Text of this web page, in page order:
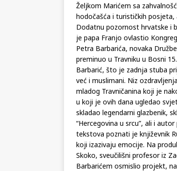
Željkom Marićem sa
hodočašća i turističkih posjeta,
Dodatnu pozornost hrvatske i
je papa Franjo ovlastio
Petra Barbarića, novaka
preminuo u Travniku u Bosni
Barbarić, što je zadnja stuba
već i muslimani. Niz
mladog Travničanina koji je
u koji je ovih dana ugledao
skladao legendarni glazbenik,
“Hercegovina u srcu”, ali i
tekstova poznati je književnik
koji izazivaju emocije. Na
Skoko, sveučilišni profesor iz
Barbarićem osmislio projekt,